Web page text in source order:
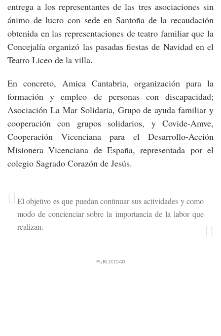
entrega a los representantes de las tres asociaciones sin
ánimo de lucro con sede en Santoña de la recaudación
obtenida en las representaciones de teatro familiar que la
Concejalía organizó las pasadas fiestas de Navidad en el
Teatro Liceo de la villa.
En concreto, Amica Cantabria, organización para la
formación y empleo de personas con discapacidad;
Asociación La Mar Solidaria, Grupo de ayuda familiar y
cooperación con grupos solidarios, y Covide-Amve,
Cooperación Vicenciana para el Desarrollo-Acción
Misionera Vicenciana de España, representada por el
colegio Sagrado Corazón de Jesús.
El objetivo es que puedan continuar sus actividades y como
modo de concienciar sobre la importancia de la labor que
realizan.